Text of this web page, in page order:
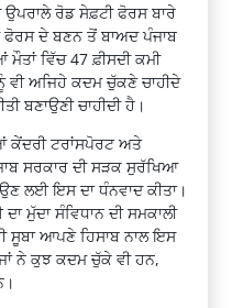
ਰੋਡ ਸੇਫ਼ਟੀ ਫੋਰਸ ਬਾਰੇ
ਦੇ ਬਣਨ ਤੋਂ ਬਾਅਦ ਪੰਜਾਬ
ਵਿੱਚ 47 ਫ਼ੀਸਦੀ ਕਮੀ
ਵੀ ਅਜਿਹੇ ਕਦਮ ਚੁੱਕਣੇ ਚਾਹੀਦੇ
ਬਣਾਉਣੀ ਚਾਹੀਦੀ ਹੈ।
ਕੇਂਦਰੀ ਟਰਾਂਸਪੋਰਟ ਅਤੇ
ਸਰਕਾਰ ਦੀ ਸੜਕ ਸੁਰੱਖਿਆ
ਲਈ ਇਸ ਦਾ ਧੰਨਵਾਦ ਕੀਤਾ।
ਮੁੱਦਾ ਸੰਵਿਧਾਨ ਦੀ ਸਮਕਾਲੀ
ਆਪਣੇ ਹਿਸਾਬ ਨਾਲ ਇਸ
ਨੇ ਕੁਝ ਕਦਮ ਚੁੱਕੇ ਵੀ ਹਨ,